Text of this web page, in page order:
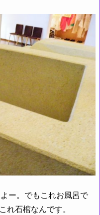
ー。でもこれお風呂で
れ石棺なんです。